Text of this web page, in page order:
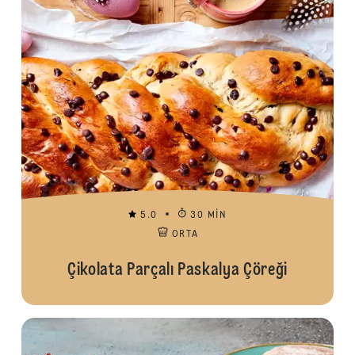
5.0
30 MIN
ORTA
Çikolata Parçalı Paskalya Çöreği